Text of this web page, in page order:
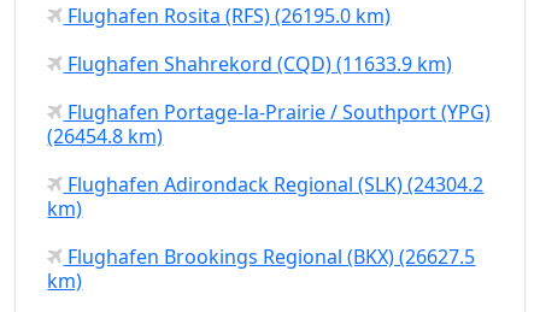
Flughafen Rosita (RFS) (26195.0 km)
Flughafen Shahrekord (CQD) (11633.9 km)
Flughafen Portage-la-Prairie / Southport (YPG)
(26454.8 km)
Flughafen Adirondack Regional (SLK) (24304.2
km)
Flughafen Brookings Regional (BKX) (26627.5
km)